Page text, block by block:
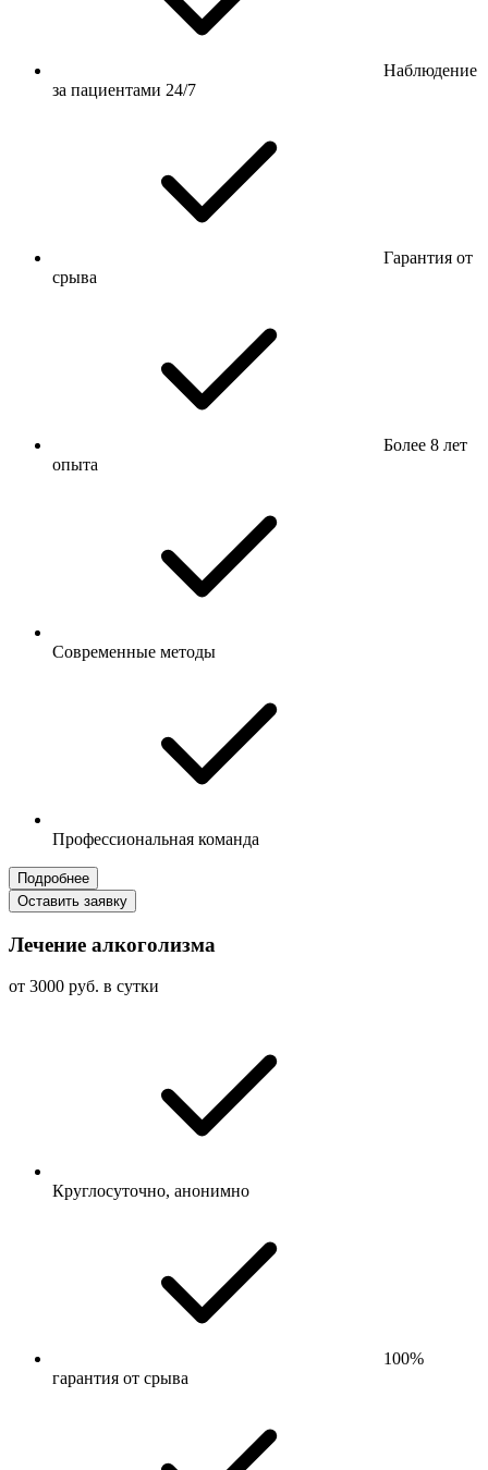
Наблюдение
за пациентами 24/7
Гарантия от
срыва
Более 8 лет
опыта
Современные методы
Профессиональная команда
Подробнее
Оставить заявку
Лечение алкоголизма
от 3000 руб. в сутки
Круглосуточно, анонимно
100%
гарантия от срыва